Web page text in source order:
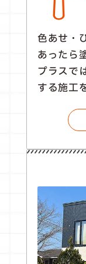
色あせ・
あったら
プラスで
する施工